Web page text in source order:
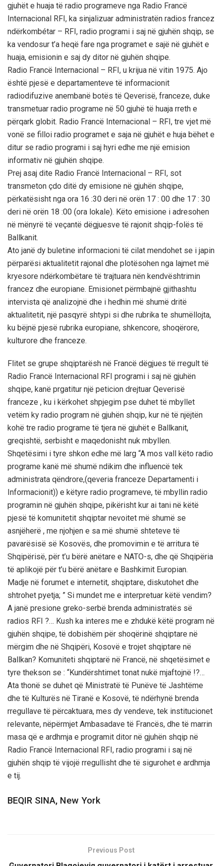
gjuhët e huaja të radio programeve nga Radio Francë
Internacional RFI, ka sinjalizuar administratën radios francez
ndërkombétar – RFI, radio programi i saj në gjuhën shqip, se
ka vendosur t’a heqë fare nga programet e sajë në gjuhët e
huaja, emisionin e saj dy ditor në gjuhën shqipe.
Radio Francë Internacional – RFI, u krijua në vitin 1975. Ajo
është pjesë e departamenteve të informacionit
radiodifuzive anembanë botës të Qeverisë, franceze, duke
transmetuar radio programe në 50 gjuhë të huaja rreth e
përqark globit. Radio Francë Internacional – RFI, tre vjet më
vonë se filloi radio programet e saja në gjuhët e huja bëhet e
ditur se radio programi i saj hyri edhe me një emision
informativ në gjuhën shqipe.
Prej asaj dite Radio Francë Internacional – RFI, sot
transmeton çdo ditë dy emisione në gjuhën shqipe,
përkatësisht nga ora 16 :30 deri në orën 17 : 00 dhe 17 : 30
deri në orën 18 :00 (ora lokale). Këto emisione i adresohen
në mënyrë të veçantë dëgjuesve të rajonit shqip-folës të
Ballkanit.
Ato janë dy buletine informacioni të cilat mendohet se i japin
përparësi aktualitetit rajonal dhe plotësohen nga lajmet më
kryesore ndërkombëtare të trajtuara nën kendvështrimin
francez dhe europiane. Emisionet përmbajnë gjithashtu
intervista që analizojnë dhe i hedhin më shumë dritë
aktualitetit, një pasqyrë shtypi si dhe rubrika te shumëllojta,
ku bëjnë pjesë rubrika europiane, shkencore, shoqërore,
kulturore dhe franceze.
Flitet se grupe shqiptarësh në Francë dëgjues të rregult të
Radio Francë Internacional RFI programi i saj në gjuhën
shqipe, kanë prgatitur një peticion drejtuar Qeverisë
franceze , ku i kërkohet shpjegim pse duhet të mbyllet
vetëm ky radio program në gjuhën shqip, kur në të njëjtën
kohë tre radio programe të tjera në gjuhët e Ballkanit,
greqishtë, serbisht e maqedonisht nuk mbyllen.
Shqetësimi i tyre shkon edhe më larg “A mos vall këto radio
programe kanë më shumë ndikim dhe influencë tek
administrata qëndrore,(qeveria franceze Departamenti i
Informacionit)) e këtyre radio programeve, të mbyllin radio
programin në gjuhën shqipe, pikërisht kur ai tani në këtë
pjesë të komunitetit shqiptar nevoitet më shumë se
asnjëherë , me njohjen e sa më shumë shteteve të
pavarësisë së Kosovës, dhe promovimin e të arritura të
Shqipërisë, për t’u bërë anëtare e NATO-s, dhe që Shqipëria
të aplikojë për t’u bërë anëtare e Bashkimit Europian.
Madje në forumet e internetit, shqiptare, diskutohet dhe
shtrohet pyetja; ” Si mundet me e interpretuar këtë vendim?
A janë presione greko-serbë brenda administratës së
radios RFI ?… Kush ka interes me e zhdukë këtë program në
gjuhën shqipe, të dobishëm për shoqërinë shqiptare në
mërgim dhe në Shqipëri, Kosovë e trojet shqiptare në
Ballkan? Komuniteti shqiptarë në Francë, në shqetësimet e
tyre thekson se : “Kundërshtimet tonat nukë mjaftojnë !?…
Ata thonë se duhet që Ministratë të Punëve të Jashtëme
dhe të Kulturës në Tiranë e Kosovë, të ndërhynë brenda
rregullave të përcaktuara, mes dy vendeve, tek institucionet
relevante, nëpërmjet Ambasadave të Francës, dhe të marrin
masa që e ardhmja e programit ditor në gjuhën shqip në
Radio Francë Internacional RFI, radio programi i saj në
gjuhën shqip të vijojë rregullisht dhe të sigurohet e ardhmja
e tij.
BEQIR SINA, New York
Previous Post